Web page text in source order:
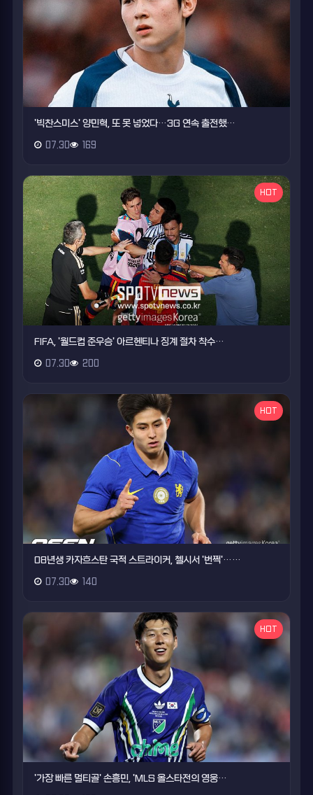
'빅찬스미스' 양민혁, 또 못 넣었다…3G 연속 출전했…
07.30 169
HOT
FIFA, '월드컵 준우승' 아르헨티나 징계 절차 착수…
07.30 200
HOT
08년생 카자흐스탄 국적 스트라이커, 첼시서 '번쩍'……
07.30 140
HOT
'가장 빠른 멀티골' 손흥민, 'MLS 올스타전의 영웅…